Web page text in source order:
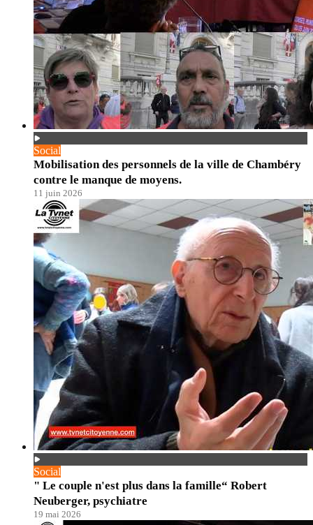
Social
Mobilisation des personnels de la ville de Chambéry
contre le manque de moyens.
11 juin 2026
Social
" Le couple n'est plus dans la famille“ Robert
Neuberger, psychiatre
19 mai 2026